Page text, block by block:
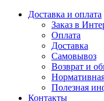
Доставка и оплата
Заказ в
Оплата
Доставка
Самовывоз
Возврат и
Полезная
Контакты